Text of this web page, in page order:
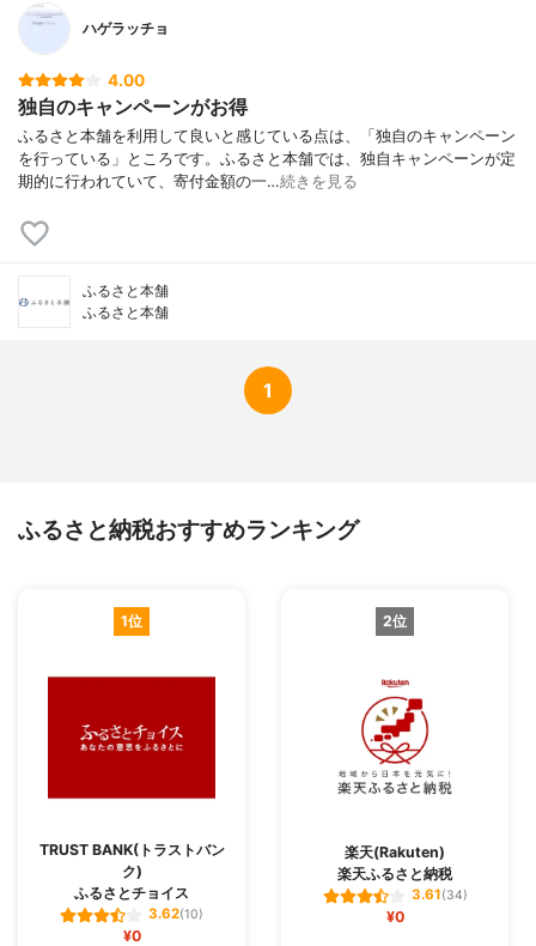
ハゲラッチョ
4.00
独自のキャンペーンがお得
ふるさと本舗を利用して良いと感じている点は、「独自のキャンペーン
を行っている」ところです。ふるさと本舗では、独自キャンペーンが定
期的に行われていて、寄付金額の一…続きを見る
ふるさと本舗
ふるさと本舗
1
ふるさと納税おすすめランキング
1位
TRUST BANK(トラストバン
ク)
ふるさとチョイス
3.62(10)
¥0
2位
楽天(Rakuten)
楽天ふるさと納税
3.61(34)
¥0